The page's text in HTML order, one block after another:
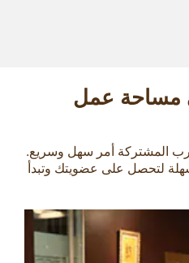
مساحة عمل
المشتركة أمر سهل وسريع.
۳ خطوات سهلة لتحصل على عضويتك وتبدأ